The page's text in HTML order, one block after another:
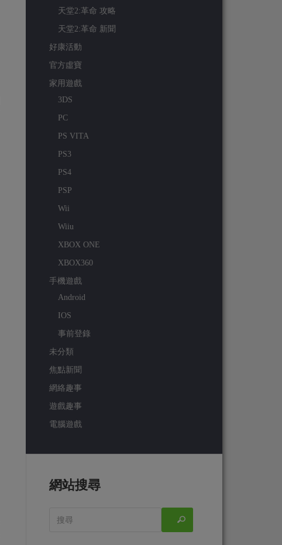
天堂2:革命 攻略
天堂2:革命 新聞
好康活動
官方虛寶
家用遊戲
3DS
PC
PS VITA
PS3
PS4
PSP
Wii
Wiiu
XBOX ONE
XBOX360
手機遊戲
Android
IOS
事前登錄
未分類
焦點新聞
網絡趣事
遊戲趣事
電腦遊戲
網站搜尋